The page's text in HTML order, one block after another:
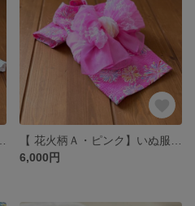
6,000円